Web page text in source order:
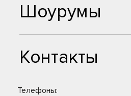
Шоурумы
Контакты
Телефоны: